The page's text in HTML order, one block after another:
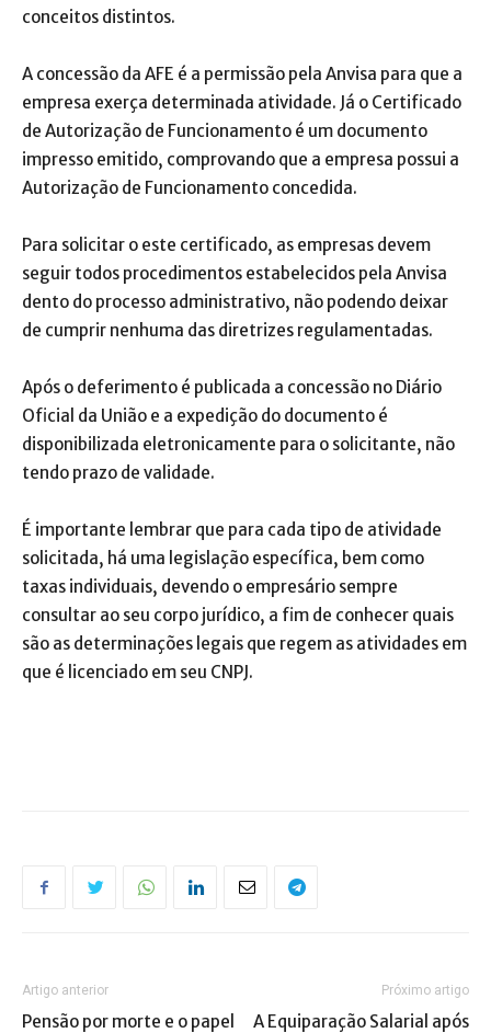
conceitos distintos.
A concessão da AFE é a permissão pela Anvisa para que a
empresa exerça determinada atividade. Já o Certificado
de Autorização de Funcionamento é um documento
impresso emitido, comprovando que a empresa possui a
Autorização de Funcionamento concedida.
Para solicitar o este certificado, as empresas devem
seguir todos procedimentos estabelecidos pela Anvisa
dento do processo administrativo, não podendo deixar
de cumprir nenhuma das diretrizes regulamentadas.
Após o deferimento é publicada a concessão no Diário
Oficial da União e a expedição do documento é
disponibilizada eletronicamente para o solicitante, não
tendo prazo de validade.
É importante lembrar que para cada tipo de atividade
solicitada, há uma legislação específica, bem como
taxas individuais, devendo o empresário sempre
consultar ao seu corpo jurídico, a fim de conhecer quais
são as determinações legais que regem as atividades em
que é licenciado em seu CNPJ.
Artigo anterior
Pensão por morte e o papel
Próximo artigo
A Equiparação Salarial após